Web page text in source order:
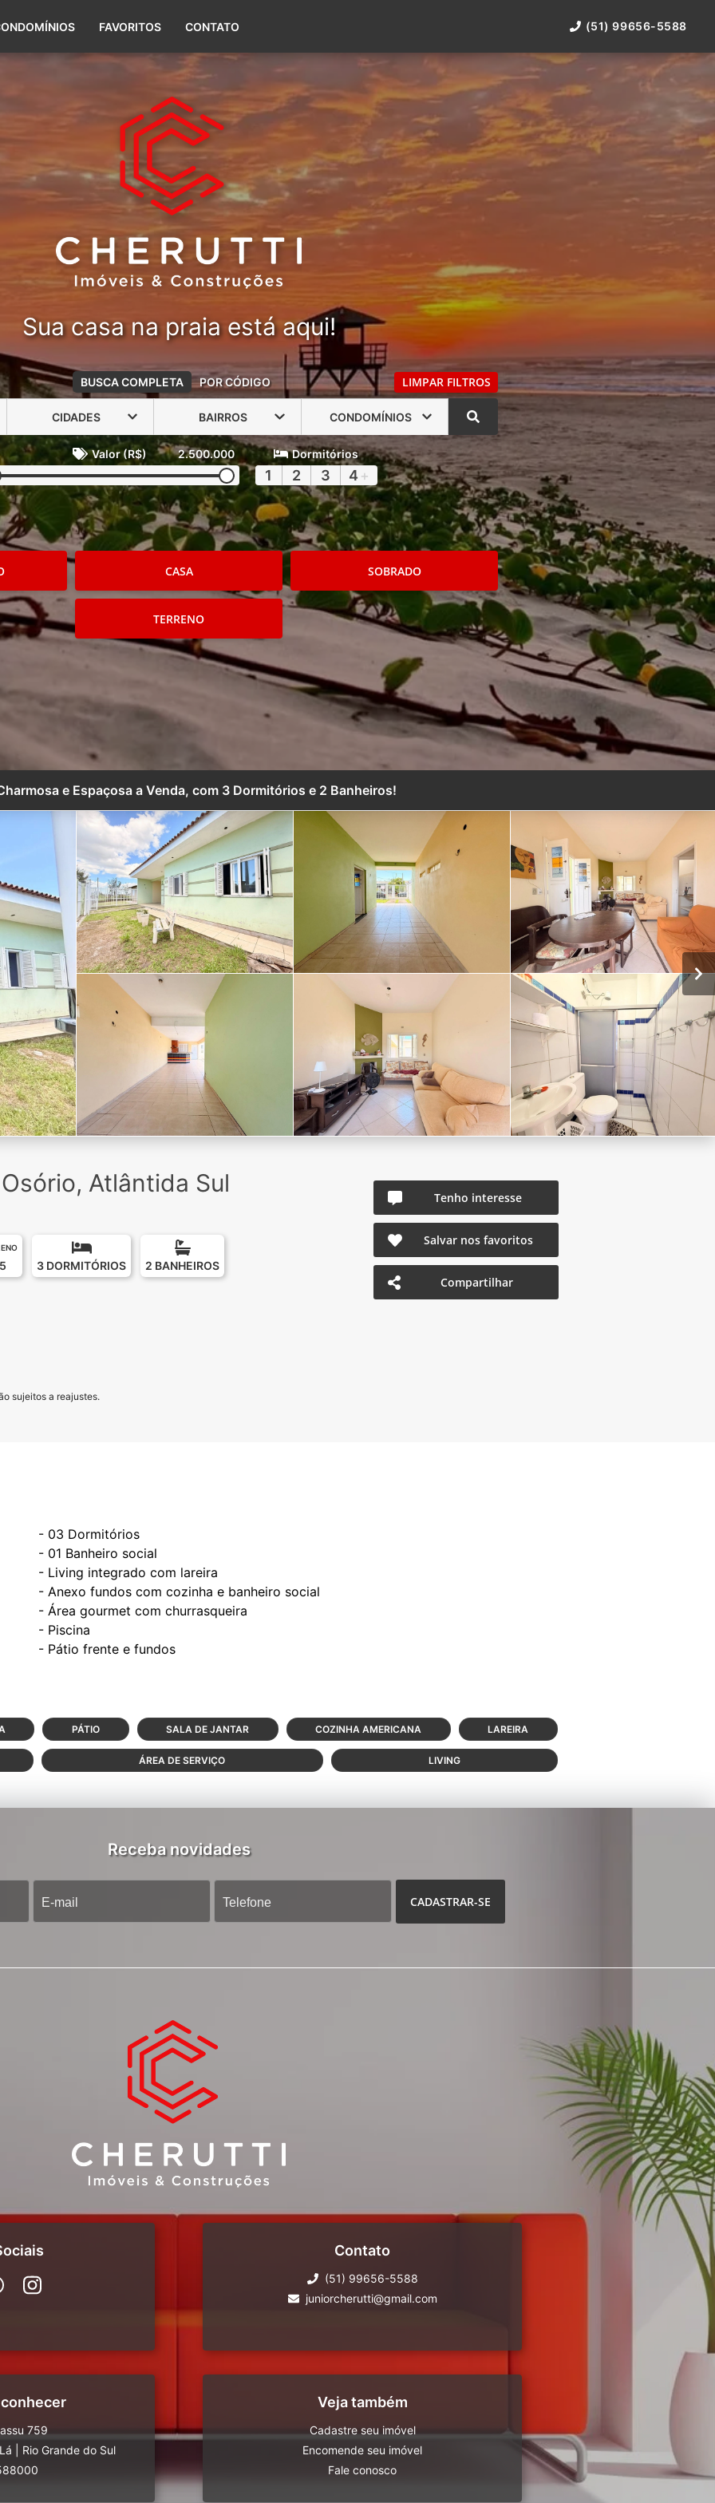
(51) 99656-5588
FAVORITOS CONTATO (51) 99656-5588
Sua casa na praia está aqui!
BUSCA COMPLETA POR CÓDIGO LIMPAR FILTROS
CIDADES BAIRROS CONDOMÍNIOS
Valor (R$) 2.500.000 Dormitórios
1 2 3 4 +
CASA SOBRADO
TERRENO
e Espaçosa a Venda, com 3 Dormitórios e 2 Banheiros!
Atlântida Sul
3 DORMITÓRIOS 2 BANHEIROS
sujeitos a reajustes.
Tenho interesse
Salvar nos favoritos
Compartilhar
- 03 Dormitórios
- 01 Banheiro social
- Living integrado com lareira
- Anexo fundos com cozinha e banheiro social
- Área gourmet com churrasqueira
- Piscina
- Pátio frente e fundos
PÁTIO SALA DE JANTAR COZINHA AMERICANA LAREIRA
ÁREA DE SERVIÇO LIVING
Receba novidades
CADASTRAR-SE
Contato
(51) 99656-5588
juniorcherutti@gmail.com
759
Rio Grande do Sul
Veja também
Cadastre seu imóvel
Encomende seu imóvel
Fale conosco